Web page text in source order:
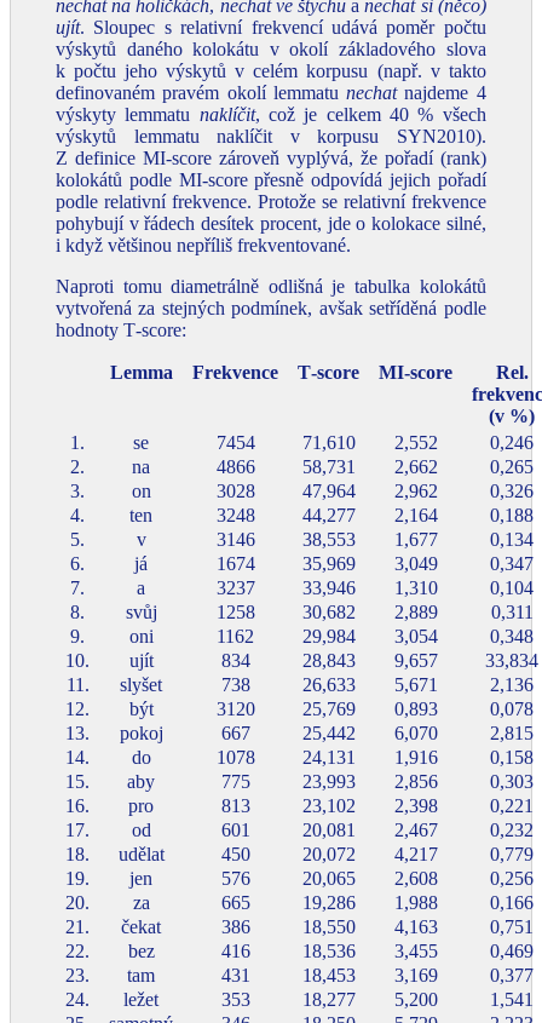
nechat na holičkách, nechat ve štychuanechat si (něco)
ujít. Sloupec s relativní frekvencí udává poměr počtu
výskytů daného kolokátu v okolí základového slova
k počtu jeho výskytů v celém korpusu (např. v takto
definovaném pravém okolí lemmatunechatnajdeme 4
výskyty lemmatu naklíčit, což je celkem 40 % všech
výskytů lemmatu naklíčit v korpusu SYN2010).
Z definice MI‑score zároveň vyplývá, že pořadí (rank)
kolokátů podle MI‑score přesně odpovídá jejich pořadí
podle relativní frekvence. Protože se relativní frekvence
pohybují v řádech desítek procent, jde o kolokace silné,
i když většinou nepříliš frekventované.
Naproti tomu diametrálně odlišná je tabulka kolokátů
vytvořená za stejných podmínek, avšak setříděná podle
hodnoty T‑score:
Lemma Frekvence T‑score MI‑score
Rel.
(v %)
1.
se 7454 71,610 2,552
0,246
2.
na 4866 58,731 2,662
0,265
3.
on 3028 47,964 2,962
0,326
4.
ten 3248 44,277 2,164
0,188
5.
v 3146 38,553 1,677
0,134
6.
já 1674 35,969 3,049
0,347
7.
a 3237 33,946 1,310
0,104
8.
svůj 1258 30,682 2,889
0,311
9.
oni 1162 29,984 3,054
0,348
10.
ujít 834 28,843 9,657
33,834
11.
slyšet 738 26,633 5,671
2,136
12.
být 3120 25,769 0,893
0,078
13.
pokoj 667 25,442 6,070
2,815
14.
do 1078 24,131 1,916
0,158
15.
aby 775 23,993 2,856
0,303
16.
pro 813 23,102 2,398
0,221
17.
od 601 20,081 2,467
0,232
18.
udělat 450 20,072 4,217
0,779
19.
jen 576 20,065 2,608
0,256
20.
za 665 19,286 1,988
0,166
21.
čekat 386 18,550 4,163
0,751
22.
bez 416 18,536 3,455
0,469
23.
tam 431 18,453 3,169
0,377
24.
ležet 353 18,277 5,200
1,541